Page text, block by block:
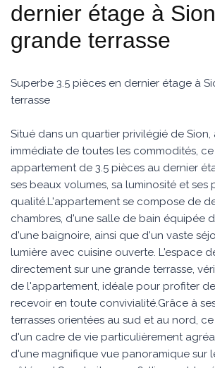
dernier étage à
grande terrasse
Superbe 3.5 pièces en dernier étage à
terrasse
Situé dans un quartier privilégié de Sion,
immédiate de toutes les commodités,
appartement de 3.5 pièces au dernier
ses beaux volumes, sa luminosité et ses
qualité.L'appartement se compose de
chambres, d'une salle de bain équipée
d'une baignoire, ainsi que d'un vaste
lumière avec cuisine ouverte. L'espace
directement sur une grande terrasse,
de l'appartement, idéale pour profiter
recevoir en toute convivialité.Grâce à
terrasses orientées au sud et au nord,
d'un cadre de vie particulièrement
d'une magnifique vue panoramique sur